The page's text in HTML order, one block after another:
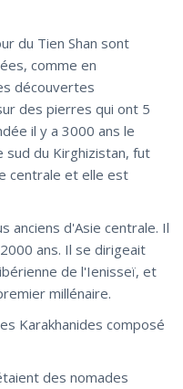
du Tien Shan sont
comme en
découvertes
des pierres qui ont 5
il y a 3000 ans le
sud du Kirghizistan, fut
centrale et elle est
anciens d'Asie centrale. Il
ans. Il se dirigeait
de l'Ienisseï, et
millénaire.
Karakhanides composé
des nomades